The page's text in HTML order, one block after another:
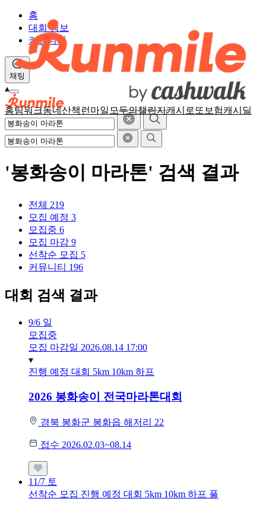
홈팀워크동네산책 런마일 모두의챌린지캐시로또 보험캐시딜
홈
대회 정보
커뮤니티
채팅
'봉화송이 마라톤' 검색 결과
전체 219
모집 예정 3
모집중 6
모집 마감 9
선착순 모집 5
커뮤니티 196
대회 검색 결과
9/6 일
모집중
모집 마감일 2026.08.14 17:00
진행 예정 대회 5km 10km 하프
2026 봉화송이 전국마라톤대회
경북 봉화군 봉화읍 해저리 22
접수 2026.02.03~08.14
11/7 토
선착순 모집 진행 예정 대회 5km 10km 하프 풀